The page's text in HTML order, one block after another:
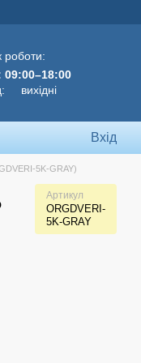
роботи:
09:00–18:00
вихідні
Вхід
5K-GRAY)
Артикул
ORGDVERI-
5K-GRAY